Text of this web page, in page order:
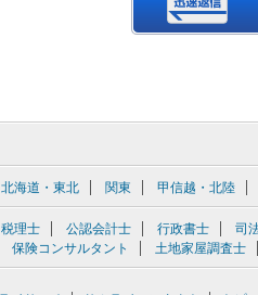
北海道・東北 関東 甲信越・北陸
税理士 公認会計士 行政書士 司
保険コンサルタント
土地家屋調査士